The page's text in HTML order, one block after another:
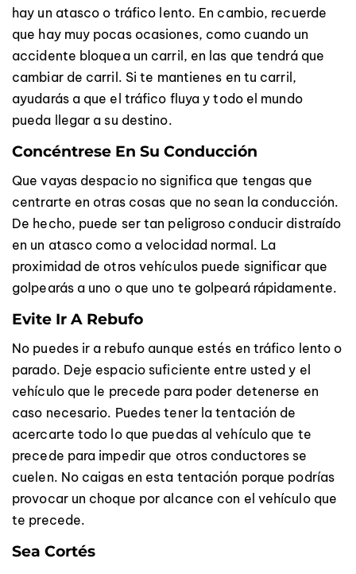
hay un atasco o tráfico lento. En cambio, recuerde
que hay muy pocas ocasiones, como cuando un
accidente bloquea un carril, en las que tendrá que
cambiar de carril. Si te mantienes en tu carril,
ayudarás a que el tráfico fluya y todo el mundo
pueda llegar a su destino.
Concéntrese En Su Conducción
Que vayas despacio no significa que tengas que
centrarte en otras cosas que no sean la conducción.
De hecho, puede ser tan peligroso conducir distraído
en un atasco como a velocidad normal. La
proximidad de otros vehículos puede significar que
golpearás a uno o que uno te golpeará rápidamente.
Evite Ir A Rebufo
No puedes ir a rebufo aunque estés en tráfico lento o
parado. Deje espacio suficiente entre usted y el
vehículo que le precede para poder detenerse en
caso necesario. Puedes tener la tentación de
acercarte todo lo que puedas al vehículo que te
precede para impedir que otros conductores se
cuelen. No caigas en esta tentación porque podrías
provocar un choque por alcance con el vehículo que
te precede.
Sea Cortés